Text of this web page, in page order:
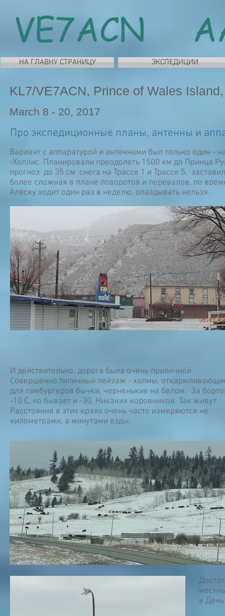
VE7ACN
НА ГЛАВНУ СТРАНИЦУ ЭКСПЕДИЦИИ
KL7/VE7ACN, Prince of Wales
March 8 - 20, 2017
Про экспедиционные планы, антенны и
Вариант с аппаратурой и антеннами был только один -
-Холлис. Планировали преодолеть 1500 км до Принца
прогноз до 35 см снега на Трассе 1 и Трассе 5,
более сложная в плане поворотов и перевалов, по
Аляску ходит один раз в неделю, опаздывать нельзя.
И действительно, дорога была очень приличной.
Совершенно типичный пейзаж - холмы,
для гамбургеров бычки, черненькие на белом. За
-10 С, но бывает и -30. Никаких коровников. Так живут.
Расстояния в этих краях очень часто измеряются не
километрами, а минутами езды.
в